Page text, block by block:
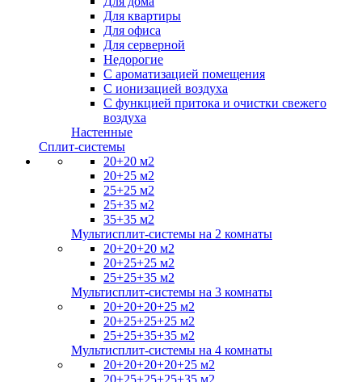
Для квартиры
Для офиса
Для серверной
Недорогие
С ароматизацией помещения
С ионизацией воздуха
С функцией притока и очистки свежего
воздуха
Настенные
Сплит-системы
20+20 м2
20+25 м2
25+25 м2
25+35 м2
35+35 м2
Мультисплит-системы на 2 комнаты
20+20+20 м2
20+25+25 м2
25+25+35 м2
Мультисплит-системы на 3 комнаты
20+20+20+25 м2
20+25+25+25 м2
25+25+35+35 м2
Мультисплит-системы на 4 комнаты
20+20+20+20+25 м2
20+25+25+25+35 м2